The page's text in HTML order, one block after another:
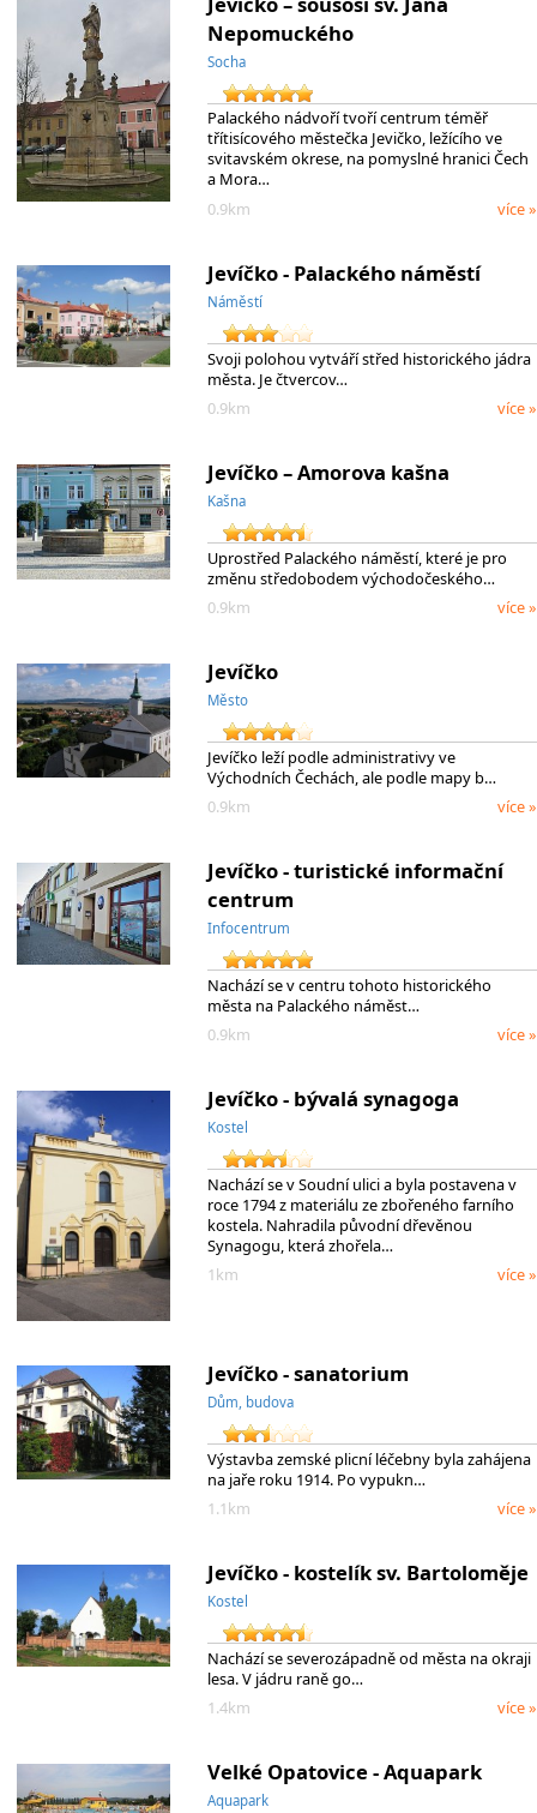
Nepomuckého
Socha
Palackého nádvoří tvoří centrum téměř
třítisícového městečka Jevičko, ležícího ve
svitavském okrese, na pomyslné hranici Čech
a Mora…
0.9km
více »
Jevíčko - Palackého náměstí
Náměstí
Svoji polohou vytváří střed historického jádra
města. Je čtvercov…
0.9km
více »
Jevíčko – Amorova kašna
Kašna
Uprostřed Palackého náměstí, které je pro
změnu středobodem východočeského…
0.9km
více »
Jevíčko
Město
Jevíčko leží podle administrativy ve
Východních Čechách, ale podle mapy b…
0.9km
více »
Jevíčko - turistické informační
centrum
Infocentrum
Nachází se v centru tohoto historického
města na Palackého náměst…
0.9km
více »
Jevíčko - bývalá synagoga
Kostel
Nachází se v Soudní ulici a byla postavena v
roce 1794 z materiálu ze zbořeného farního
kostela. Nahradila původní dřevěnou
Synagogu, která zhořela…
1km
více »
Jevíčko - sanatorium
Dům, budova
Výstavba zemské plicní léčebny byla zahájena
na jaře roku 1914. Po vypukn…
1.1km
více »
Jevíčko - kostelík sv. Bartoloměje
Kostel
Nachází se severozápadně od města na okraji
lesa. V jádru raně go…
1.4km
více »
Velké Opatovice - Aquapark
Aquapark